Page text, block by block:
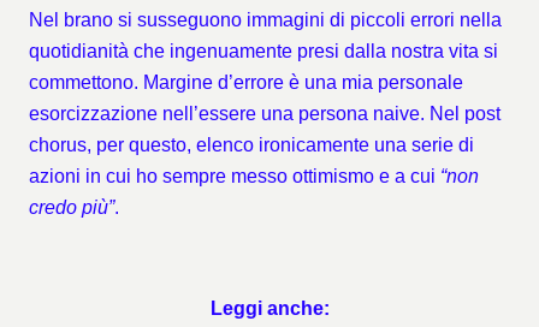
Nel brano si susseguono immagini di piccoli errori nella
quotidianità che ingenuamente presi dalla nostra vita si
commettono. Margine d’errore è una mia personale
esorcizzazione nell’essere una persona naive. Nel post
chorus, per questo, elenco ironicamente una serie di
azioni in cui ho sempre messo ottimismo e a cui “non
credo più”.
Leggi anche: